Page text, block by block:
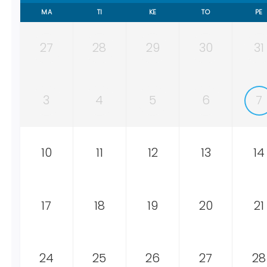
MA TI KE TO PE
27 28 29 30 31
3 4 5 6 7
10 11 12 13 14
17 18 19 20 21
24 25 26 27 28